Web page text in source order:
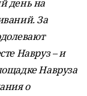
день на
За
Навруз – и
Навруза
о